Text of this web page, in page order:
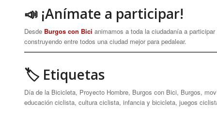
📣 ¡Anímate a participar!
Desde Burgos con Bici animamos a toda la ciudadanía a
construyendo entre todos una ciudad mejor para pedalear.
🏷 Etiquetas
Día de la Bicicleta, Proyecto Hombre, Burgos con Bici, Burgos,
educación ciclista, cultura ciclista, infancia y bicicleta, juegos